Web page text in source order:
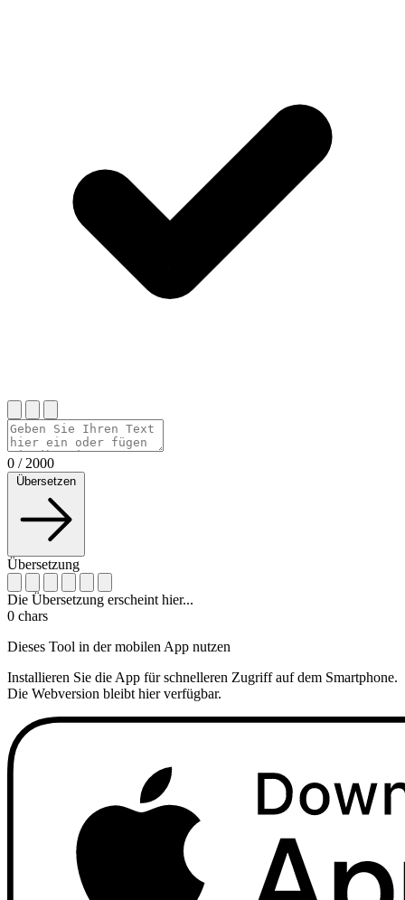
0 / 2000
Übersetzen
Übersetzung
Die Übersetzung erscheint hier...
0 chars
Dieses Tool in der mobilen App nutzen
Installieren Sie die App für schnelleren Zugriff auf dem Smartphone.
Die Webversion bleibt hier verfügbar.